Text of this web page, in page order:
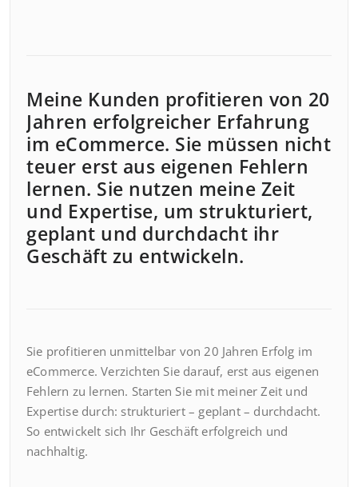
Meine Kunden profitieren von 20
Jahren erfolgreicher Erfahrung
im eCommerce. Sie müssen nicht
teuer erst aus eigenen Fehlern
lernen. Sie nutzen meine Zeit
und Expertise, um strukturiert,
geplant und durchdacht ihr
Geschäft zu entwickeln.
Sie profitieren unmittelbar von 20 Jahren Erfolg im
eCommerce. Verzichten Sie darauf, erst aus eigenen
Fehlern zu lernen. Starten Sie mit meiner Zeit und
Expertise durch: strukturiert – geplant – durchdacht.
So entwickelt sich Ihr Geschäft erfolgreich und
nachhaltig.